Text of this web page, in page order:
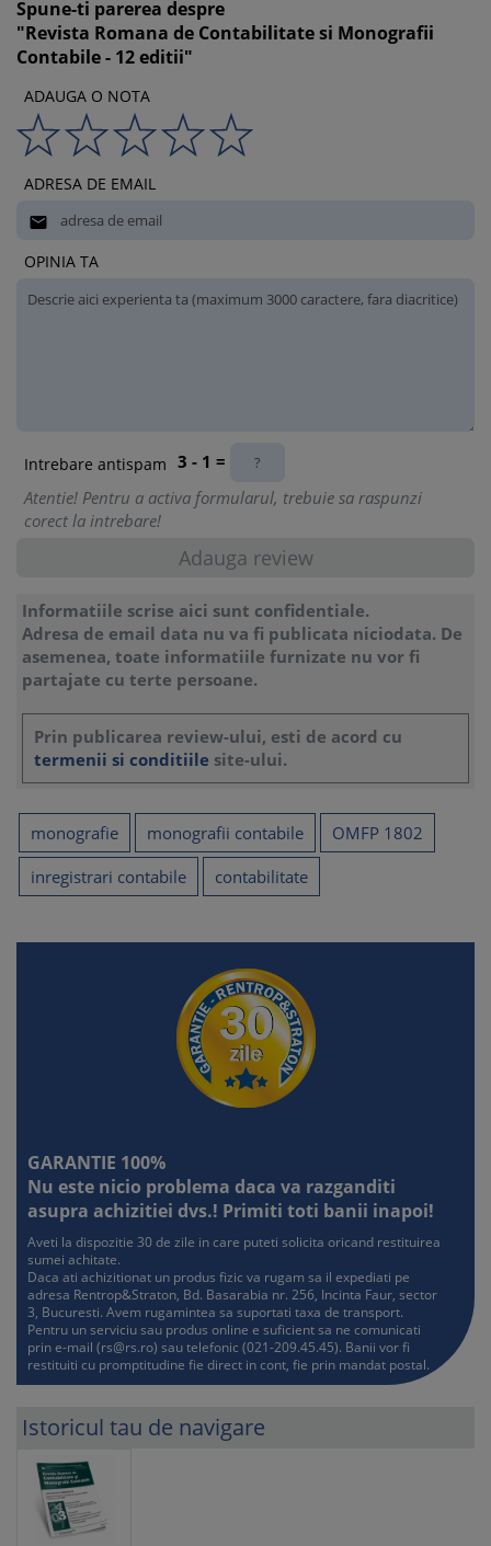
Spune-ti parerea despre
"Revista Romana de Contabilitate si Monografii
Contabile - 12 editii"
ADAUGA O NOTA
ADRESA DE EMAIL

OPINIA TA
Intrebare antispam 3 - 1 =
Atentie! Pentru a activa formularul, trebuie sa raspunzi
corect la intrebare!
Informatiile scrise aici sunt confidentiale.
Adresa de email data nu va fi publicata niciodata. De
asemenea, toate informatiile furnizate nu vor fi
partajate cu terte persoane.
Prin publicarea review-ului, esti de acord cu
termenii si conditiile site-ului.
monografie monografii contabile
OMFP 1802
inregistrari contabile
contabilitate
GARANTIE 100%
Nu este nicio problema daca va razganditi
asupra achizitiei dvs.! Primiti toti banii inapoi!
Aveti la dispozitie 30 de zile in care puteti solicita oricand restituirea
sumei achitate.
Daca ati achizitionat un produs fizic va rugam sa il expediati pe
adresa Rentrop&Straton, Bd. Basarabia nr. 256, Incinta Faur, sector
3, Bucuresti. Avem rugamintea sa suportati taxa de transport.
Pentru un serviciu sau produs online e suficient sa ne comunicati
prin e-mail (rs@rs.ro) sau telefonic (021-209.45.45). Banii vor fi
restituiti cu promptitudine fie direct in cont, fie prin mandat postal.
Istoricul tau de navigare